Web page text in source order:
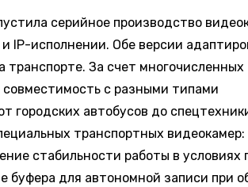
серийное производство
IP-исполнении. Обе версии
транспорте. За счет многочисленных
с разными типами
городских автобусов до
транспортных видеокамер:
стабильности работы в условиях
буфера для автономной записи при